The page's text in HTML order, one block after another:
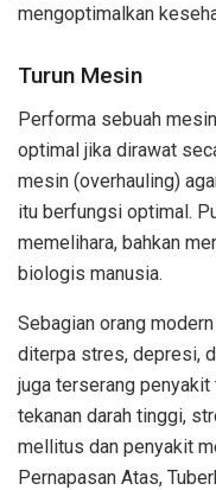
mengoptimalkan
Turun Mesin
Performa sebuah
optimal jika dirawat
mesin (overhauling)
itu berfungsi optimal.
memelihara, bahkan
biologis manusia.
Sebagian orang
diterpa stres, depresi,
juga terserang
tekanan darah tinggi,
mellitus dan penyakit
Pernapasan Atas,